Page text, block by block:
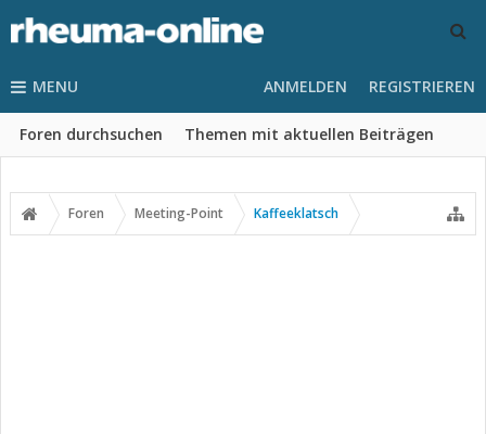
MENU
Foren durchsuchen Themen mit aktuellen Beiträgen
ANMELDEN REGISTRIEREN
Foren Meeting-Point Kaffeeklatsch